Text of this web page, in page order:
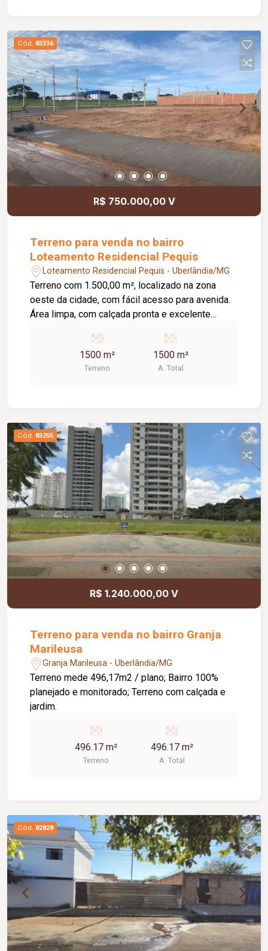
Cód. 83336
R$ 750.000,00 V
Terreno para venda no bairro
Loteamento Residencial Pequis
Loteamento Residencial Pequis - Uberlândia/MG
Terreno com 1.500,00 m², localizado na zona
oeste da cidade, com fácil acesso para avenida.
Área limpa, com calçada pronta e excelente
comercial. Localização estratégica, com
praticidade de acesso e ótima valorização.
1500 m²
Terreno
1500 m²
A. Total
Cód. 83255
R$ 1.240.000,00 V
Terreno para venda no bairro Granja
Marileusa
Granja Marileusa - Uberlândia/MG
Terreno mede 496,17m2 / plano; Bairro 100%
planejado e monitorado; Terreno com calçada e
jardim.
496.17 m²
Terreno
496.17 m²
A. Total
Cód. 82828